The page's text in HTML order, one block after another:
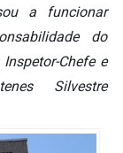
a funcionar
do
Chefe e
Silvestre